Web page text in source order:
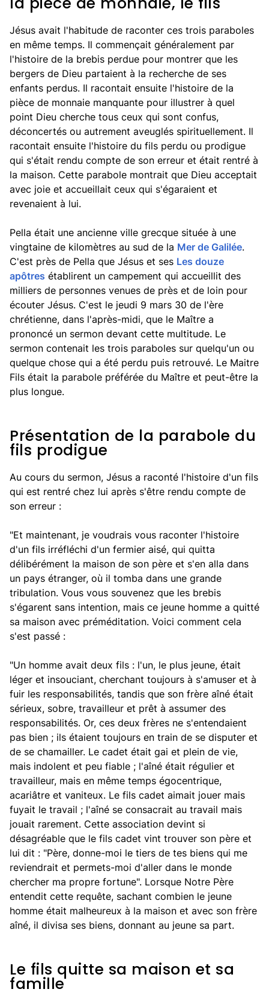
Jésus avait l'habitude de raconter ces trois paraboles
en même temps. Il commençait généralement par
l'histoire de la brebis perdue pour montrer que les
bergers de Dieu partaient à la recherche de ses
enfants perdus. Il racontait ensuite l'histoire de la
pièce de monnaie manquante pour illustrer à quel
point Dieu cherche tous ceux qui sont confus,
déconcertés ou autrement aveuglés spirituellement. Il
racontait ensuite l'histoire du fils perdu ou prodigue
qui s'était rendu compte de son erreur et était rentré à
la maison. Cette parabole montrait que Dieu acceptait
avec joie et accueillait ceux qui s'égaraient et
revenaient à lui.
Pella était une ancienne ville grecque située à une
vingtaine de kilomètres au sud de la Mer de Galilée.
C'est près de Pella que Jésus et ses Les douze
apôtres établirent un campement qui accueillit des
milliers de personnes venues de près et de loin pour
écouter Jésus. C'est le jeudi 9 mars 30 de l'ère
chrétienne, dans l'après-midi, que le Maître a
prononcé un sermon devant cette multitude. Le
sermon contenait les trois paraboles sur quelqu'un ou
quelque chose qui a été perdu puis retrouvé. Le Maitre
Fils était la parabole préférée du Maître et peut-être la
plus longue.
Présentation de la parabole du
fils prodigue
Au cours du sermon, Jésus a raconté l'histoire d'un fils
qui est rentré chez lui après s'être rendu compte de
son erreur :
"Et maintenant, je voudrais vous raconter l'histoire
d'un fils irréfléchi d'un fermier aisé, qui quitta
délibérément la maison de son père et s'en alla dans
un pays étranger, où il tomba dans une grande
tribulation. Vous vous souvenez que les brebis
s'égarent sans intention, mais ce jeune homme a quitté
sa maison avec préméditation. Voici comment cela
s'est passé :
"Un homme avait deux fils : l'un, le plus jeune, était
léger et insouciant, cherchant toujours à s'amuser et à
fuir les responsabilités, tandis que son frère aîné était
sérieux, sobre, travailleur et prêt à assumer des
responsabilités. Or, ces deux frères ne s'entendaient
pas bien ; ils étaient toujours en train de se disputer et
de se chamailler. Le cadet était gai et plein de vie,
mais indolent et peu fiable ; l'aîné était régulier et
travailleur, mais en même temps égocentrique,
acariâtre et vaniteux. Le fils cadet aimait jouer mais
fuyait le travail ; l'aîné se consacrait au travail mais
jouait rarement. Cette association devint si
désagréable que le fils cadet vint trouver son père et
lui dit : "Père, donne-moi le tiers de tes biens qui me
reviendrait et permets-moi d'aller dans le monde
chercher ma propre fortune". Lorsque Notre Père
entendit cette requête, sachant combien le jeune
homme était malheureux à la maison et avec son frère
aîné, il divisa ses biens, donnant au jeune sa part.
Le fils quitte sa maison et sa
famille